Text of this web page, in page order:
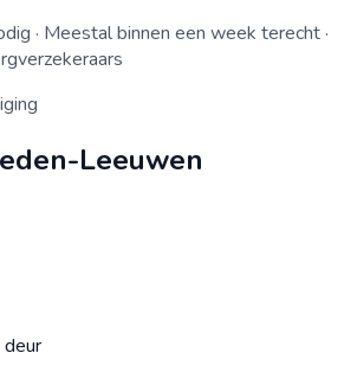
· Meestal binnen een week terecht ·
Leeuwen